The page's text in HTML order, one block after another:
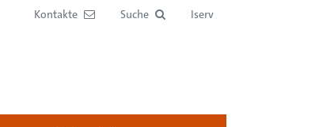
Kontakte Suche Iserv